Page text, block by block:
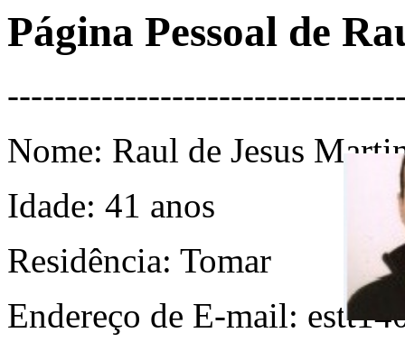
Página Pessoal de
Nome: Raul de Jesus
Idade: 41 anos
Residência: Tomar
Endereço de E-mail: